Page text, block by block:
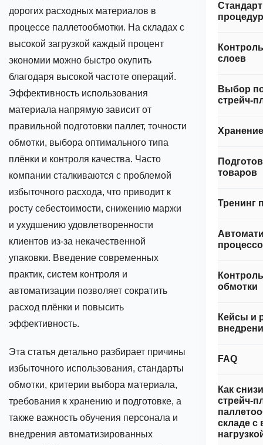
дорогих расходных материалов в
процессе паллетообмотки. На складах с
высокой загрузкой каждый процент
экономии можно быстро окупить
благодаря высокой частоте операций.
Эффективность использования
материала напрямую зависит от
правильной подготовки паллет, точности
обмотки, выбора оптимального типа
плёнки и контроля качества. Часто
компании сталкиваются с проблемой
избыточного расхода, что приводит к
росту себестоимости, снижению маржи
и ухудшению удовлетворенности
клиентов из‑за некачественной
упаковки. Введение современных
практик, систем контроля и
автоматизации позволяет сократить
расход плёнки и повысить
эффективность.
Эта статья детально разбирает причины
избыточного использования, стандарты
обмотки, критерии выбора материала,
требования к хранению и подготовке, а
также важность обучения персонала и
внедрения автоматизированных
слоев
Выбор
товаров
Тренинг
обмотки
Кейсы и
FAQ
Как
складе с